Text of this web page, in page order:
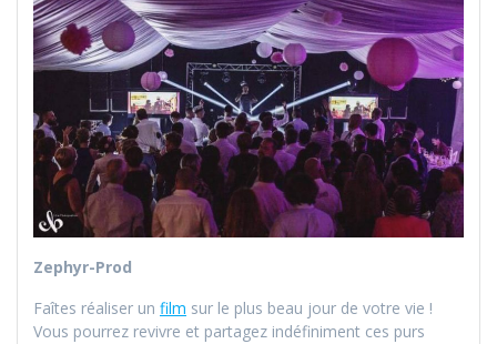
Zephyr-Prod
Faîtes réaliser un film sur le plus beau jour de votre vie !
Vous pourrez revivre et partagez indéfiniment ces purs